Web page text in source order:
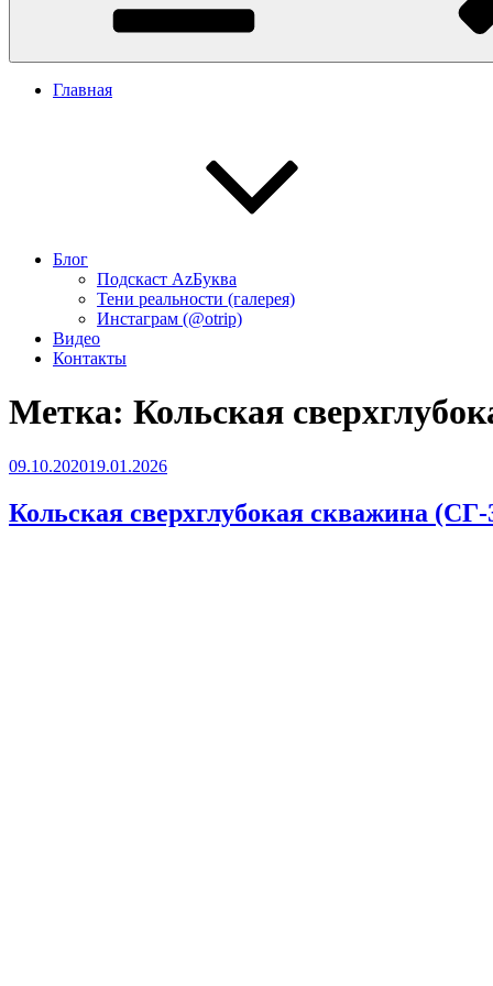
Главная
Блог
Подскаст АzБуква
Тени реальности (галерея)
Инстаграм (@otrip)
Видео
Контакты
Метка: Кольская
Опубликовано
09.10.202019.01.2026
Кольская сверхглубокая скважина